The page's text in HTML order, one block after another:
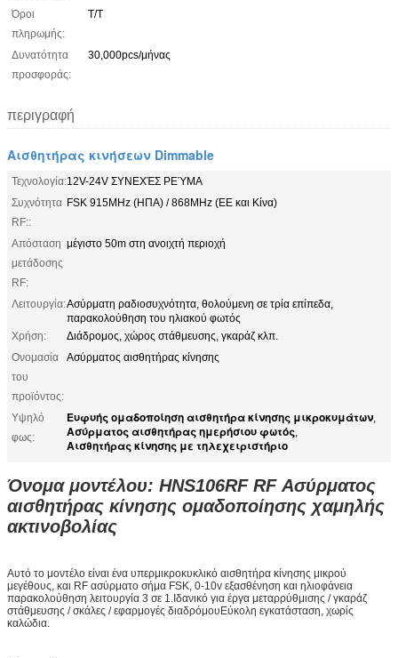
Όροι
πληρωμής:
Τ/Τ
Δυνατότητα
προσφοράς:
30,000pcs/μήνας
περιγραφή
Αισθητήρας κινήσεων Dimmable
Τεχνολογία:12V-24V ΣΥΝΕΧΈΣ ΡΕΎΜΑ
Συχνότητα
RF::
FSK 915MHz (ΗΠΑ) / 868MHz (ΕΕ και Κίνα)
Απόσταση
μετάδοσης
RF:
μέγιστο 50m στη ανοιχτή περιοχή
Λειτουργία:Ασύρματη ραδιοσυχνότητα, θολούμενη σε τρία επίπεδα,
παρακολούθηση του ηλιακού φωτός
Χρήση:
Διάδρομος, χώρος στάθμευσης, γκαράζ κλπ.
Ονομασία
του
προϊόντος:
Ασύρματος αισθητήρας κίνησης
Υψηλό
φως:
Ευφυής ομαδοποίηση αισθητήρα κίνησης μικροκυμάτων,
Ασύρματος αισθητήρας ημερήσιου φωτός,
Αισθητήρας κίνησης με τηλεχειριστήριο
Όνομα μοντέλου: HNS106RF RF Ασύρματος
αισθητήρας κίνησης ομαδοποίησης χαμηλής
ακτινοβολίας
Αυτό το μοντέλο είναι ένα υπερμικροκυκλικό αισθητήρα κίνησης μικρού
μεγέθους, και RF ασύρματο σήμα FSK, 0-10v εξασθένηση και ηλιοφάνεια
παρακολούθηση λειτουργία 3 σε 1.Ιδανικό για έργα μεταρρύθμισης / γκαράζ
στάθμευσης / σκάλες / εφαρμογές διαδρόμουΕύκολη εγκατάσταση, χωρίς
καλώδια.